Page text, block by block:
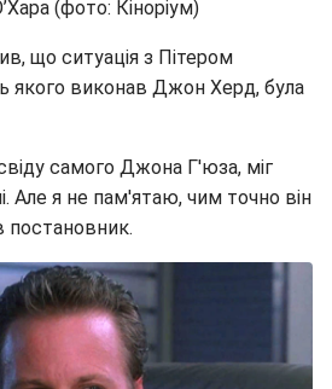
(фото: Кіноріум)
що ситуація з Пітером
якого виконав Джон Херд, була
самого Джона Г'юза, міг
Але я не пам'ятаю, чим точно він
постановник.